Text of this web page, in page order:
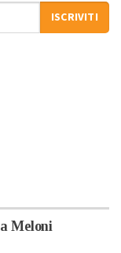
ISCRIVITI
Meloni